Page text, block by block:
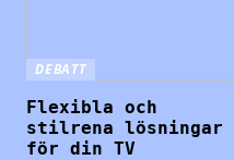
DEBATT
Flexibla och
stilrena lösningar
för din TV